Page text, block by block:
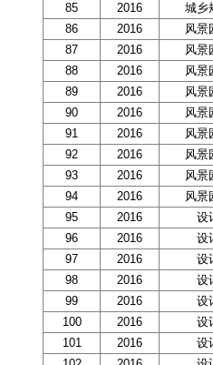
85
2016
城乡
86
2016
风景
87
2016
风景
88
2016
风景
89
2016
风景
90
2016
风景
91
2016
风景
92
2016
风景
93
2016
风景
94
2016
风景
95
2016
设
96
2016
设
97
2016
设
98
2016
设
99
2016
设
100
2016
设
101
2016
设